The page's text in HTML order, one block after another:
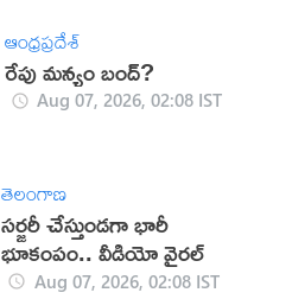
ఆంధ్రప్రదేశ్
రేపు మన్యం బంద్‌?
Aug 07, 2026, 02:08 IST
తెలంగాణ
సర్జరీ చేస్తుండగా భారీ
భూకంపం.. వీడియో వైరల్
Aug 07, 2026, 02:08 IST